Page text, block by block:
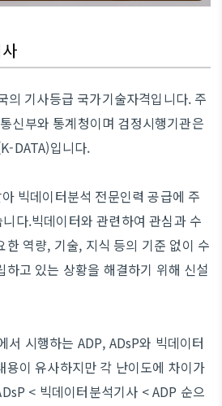
의 기사등급 국가기술자격입니다. 주
신부와 통계청이며 검정시행기관은
DATA)입니다.
빅데이터분석 전문인력 공급에 주
다.빅데이터와 관련하여 관심과 수
한 역량, 기술, 지식 등의 기준 없이 수
하고 있는 상황을 해결하기 위해 신설
서 시행하는 ADP, ADsP와 빅데이터
용이 유사하지만 각 난이도에 차이가
< 빅데이터분석기사 < ADP 순으